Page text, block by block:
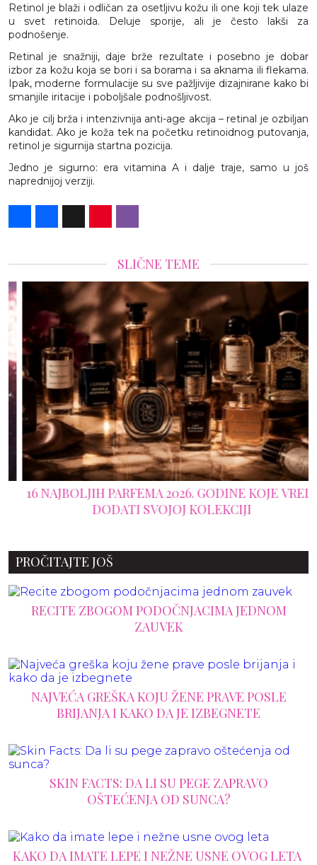
Retinol je blaži i odličan za osetljivu kožu ili one koji tek ulaze
u svet retinoida. Deluje sporije, ali je često lakši za
podnošenje.
Retinal je snažniji, daje brže rezultate i posebno je dobar
izbor za kožu koja se bori i sa borama i sa aknama ili flekama.
Ipak, moderne formulacije su sve pažljivije dizajnirane kako bi
smanjile iritacije i poboljšale podnošljivost.
Ako je cilj brža i intenzivnija anti-age akcija – retinal je ozbiljan
kandidat. Ako je koža tek na početku retinoidnog putovanja,
retinol je sigurnija startna pozicija.
Jedno je sigurno: era vitamina A i dalje traje, samo u još
naprednijoj verziji.
SLIČNE TEME
16 NAJBOLJIH PARFEMA 2026. GODINE KOJE VREDI
DODATI SVOJOJ KOLEKCIJI
PROČITAJTE JOŠ
RECITE ZBOGOM PODOČNJACIMA JEDNOM
ZAUVEK
NAJVEĆA GREŠKA KOJU ŽENE PRAVE POSLE
BRIJANJA I KAKO DA JE IZBEGNETE
SKIN FACTS: DA LI SU PEGE ZAPRAVO
OŠTEĆENJA OD SUNCA?
KAKO DA IMATE LEPE I NEŽNE USNE OVOG LETA